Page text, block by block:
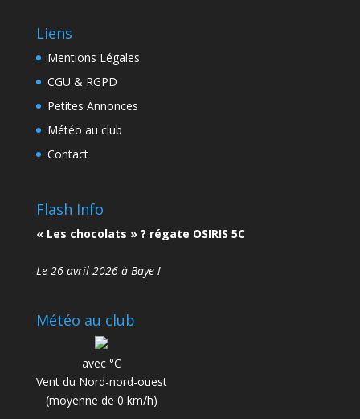
Liens
Mentions Légales
CGU & RGPD
Petites Annonces
Météo au club
Contact
Flash Info
« Les chocolats » ? régate OSIRIS 5C
Le 26 avril 2026 à Baye !
Météo au club
avec °C
Vent du Nord-nord-ouest
(moyenne de 0 km/h)